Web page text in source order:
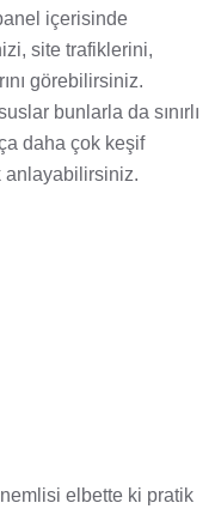
içerisinde
site trafiklerini,
görebilirsiniz.
bunlarla da sınırlı
daha çok keşif
anlayabilirsiniz.
elbette ki pratik